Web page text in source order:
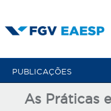
para
PUBLICAÇÕES
As Práticas